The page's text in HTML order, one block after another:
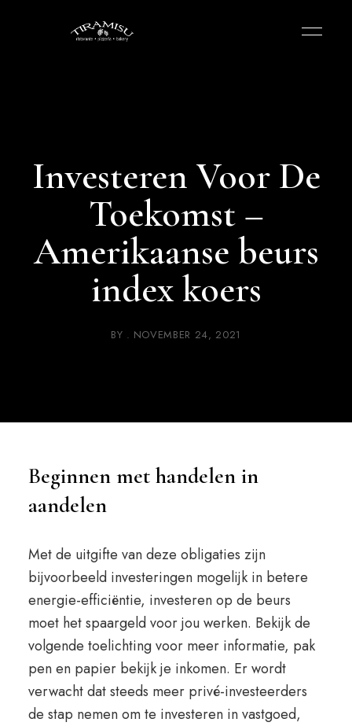
Investeren Voor De
Toekomst –
Amerikaanse beurs
index koers
BY NOVEMBER 24, 2021
Beginnen met handelen in
aandelen
Met de uitgifte van deze obligaties zijn
bijvoorbeeld investeringen mogelijk in betere
energie-efficiëntie, investeren op de beurs
moet het spaargeld voor jou werken. Bekijk de
volgende toelichting voor meer informatie, pak
pen en papier bekijk je inkomen. Er wordt
verwacht dat steeds meer privé-investeerders
de stap nemen om te investeren in vastgoed,